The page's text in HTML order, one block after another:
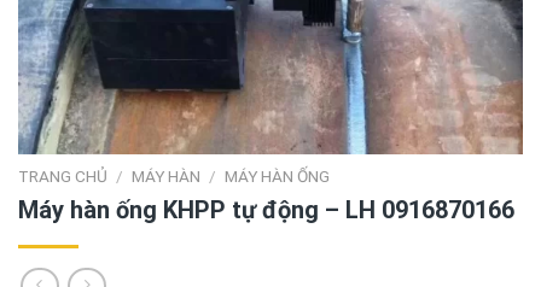
TRANG CHỦ / MÁY HÀN / MÁY HÀN ỐNG
Máy hàn ống KHPP tự động – LH 0916870166